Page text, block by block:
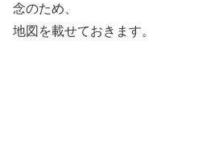
念のため、
地図を載せておきます。